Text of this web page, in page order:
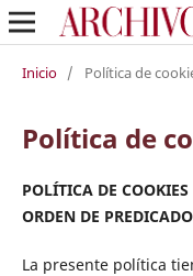
Inicio / Política de
Política de
POLÍTICA DE
ORDEN DE
La presente política